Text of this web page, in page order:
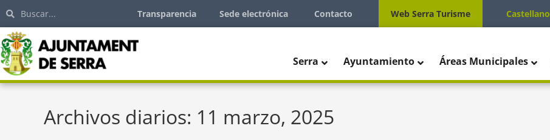
Transparencia Sede electrónica Contacto Web Serra Turisme Castellano
Serra Ayuntamiento Áreas Municipales
Archivos diarios: 11 marzo, 2025